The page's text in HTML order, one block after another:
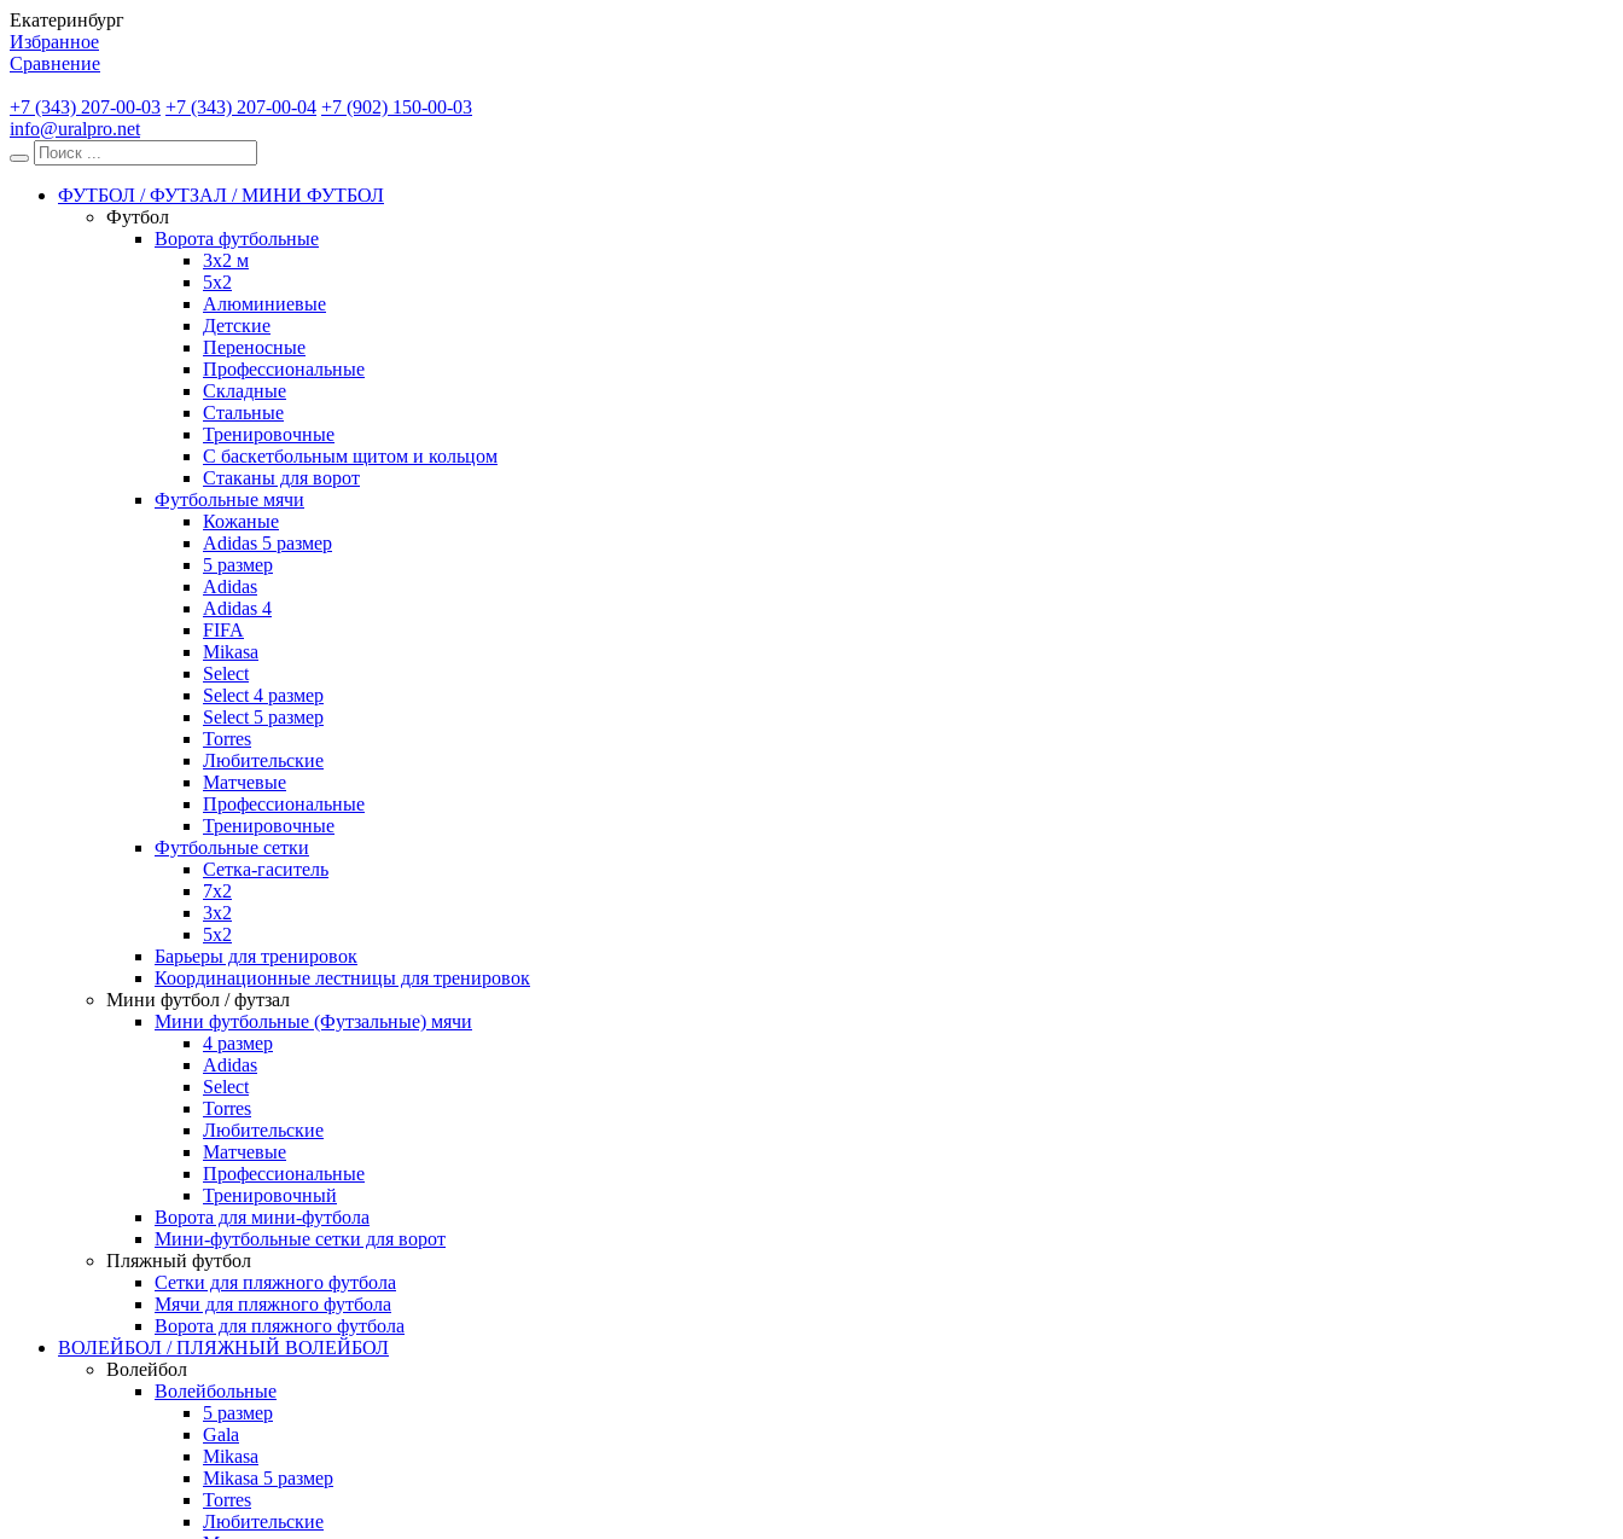
Екатеринбург
Избранное
Сравнение
+7 (343) 207-00-03 +7 (343) 207-00-04 +7 (902) 150-00-03
info@uralpro.net
ФУТБОЛ / ФУТЗАЛ / МИНИ ФУТБОЛ
Футбол
Ворота футбольные
3х2 м
5х2
Алюминиевые
Детские
Переносные
Профессиональные
Складные
Стальные
Тренировочные
С баскетбольным щитом и кольцом
Стаканы для ворот
Футбольные мячи
Кожаные
Adidas 5 размер
5 размер
Adidas
Adidas 4
FIFA
Mikasa
Select
Select 4 размер
Select 5 размер
Torres
Любительские
Матчевые
Профессиональные
Тренировочные
Футбольные сетки
Сетка-гаситель
7x2
3х2
5х2
Барьеры для тренировок
Координационные лестницы для тренировок
Мини футбол / футзал
Мини футбольные (Футзальные) мячи
4 размер
Adidas
Select
Torres
Любительские
Матчевые
Профессиональные
Тренировочный
Ворота для мини-футбола
Мини-футбольные сетки для ворот
Пляжный футбол
Сетки для пляжного футбола
Мячи для пляжного футбола
Ворота для пляжного футбола
ВОЛЕЙБОЛ / ПЛЯЖНЫЙ ВОЛЕЙБОЛ
Волейбол
Волейбольные
5 размер
Gala
Mikasa
Mikasa 5 размер
Torres
Любительские